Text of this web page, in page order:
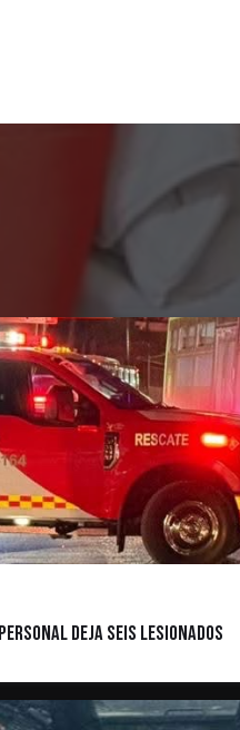
Deja Seis Lesionados